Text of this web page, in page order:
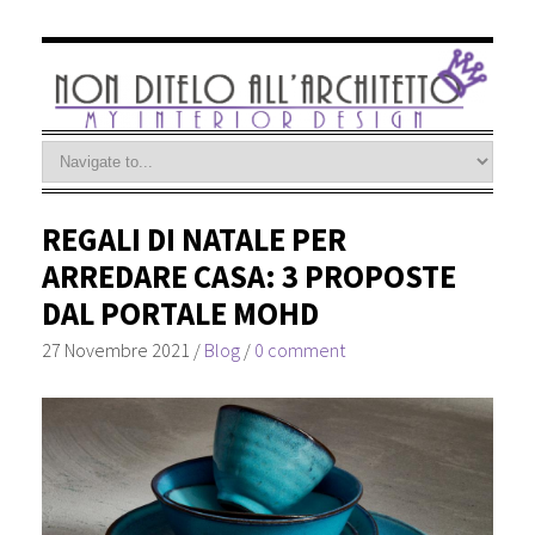
REGALI DI NATALE PER
ARREDARE CASA: 3 PROPOSTE
DAL PORTALE MOHD
27 Novembre 2021 / Blog/ 0 comment